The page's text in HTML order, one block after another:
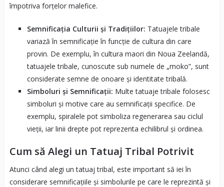
împotriva forțelor malefice.
Semnificația Culturii și Tradițiilor: Tatuajele tribale
variază în semnificație în funcție de cultura din care
provin. De exemplu, în cultura maori din Noua Zeelandă,
tatuajele tribale, cunoscute sub numele de „moko”, sunt
considerate semne de onoare și identitate tribală.
Simboluri și Semnificații: Multe tatuaje tribale folosesc
simboluri și motive care au semnificații specifice. De
exemplu, spiralele pot simboliza regenerarea sau ciclul
vieții, iar linii drepte pot reprezenta echilibrul și ordinea.
Cum să Alegi un Tatuaj Tribal Potrivit
Atunci când alegi un tatuaj tribal, este important să iei în
considerare semnificațiile și simbolurile pe care le reprezintă și